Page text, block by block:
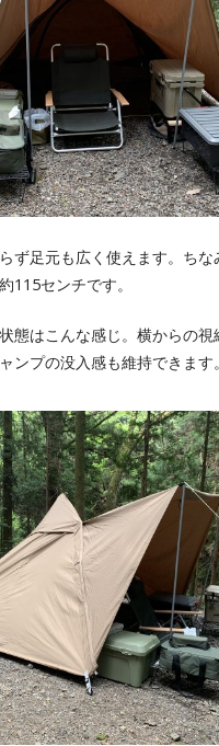
ず足元も広く使えます。ちな
115センチです。
態はこんな感じ。横からの視
ンプの没入感も維持できます。